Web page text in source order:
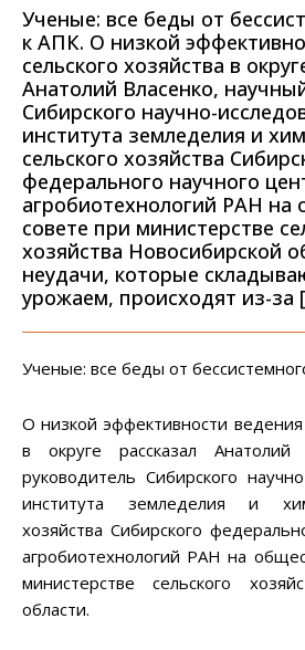
Ученые: все беды от
к АПК. О низкой
сельского хозяйства в
Анатолий Власенко,
Сибирского научно-
института земледелия и
сельского хозяйства
федерального научного
агробиотехнологий РАН на
совете при министерстве
хозяйства Новосибирской
неудачи, которые
урожаем, происходят из-за
Ученые: все беды от
О низкой эффективности ведения
в округе рассказал Анатолий
руководитель Сибирского
института земледелия и
хозяйства Сибирского
агробиотехнологий РАН на
министерстве сельского
области.